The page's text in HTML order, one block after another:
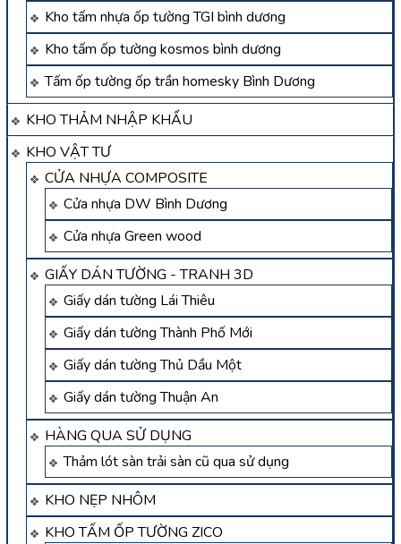
Kho tấm nhựa ốp tường TGI bình dương
Kho tấm ốp tường kosmos bình dương
Tấm ốp tường ốp trần homesky Bình Dương
KHO THẢM NHẬP KHẨU
KHO VẬT TƯ
CỬA NHỰA COMPOSITE
Cửa nhựa DW Bình Dương
Cửa nhựa Green wood
GIẤY DÁN TƯỜNG - TRANH 3D
Giấy dán tường Lái Thiêu
Giấy dán tường Thành Phố Mới
Giấy dán tường Thủ Dầu Một
Giấy dán tường Thuận An
HÀNG QUA SỬ DỤNG
Thảm lót sàn trải sàn cũ qua sử dụng
KHO NẸP NHÔM
KHO TẤM ỐP TƯỜNG ZICO